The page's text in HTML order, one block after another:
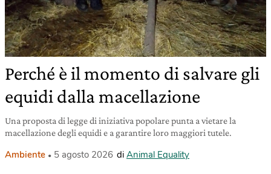
Perché è il momento di salvare gli
equidi dalla macellazione
Una proposta di legge di iniziativa popolare punta a vietare la
macellazione degli equidi e a garantire loro maggiori tutele.
Ambiente 5 agosto 2026 di Animal Equality